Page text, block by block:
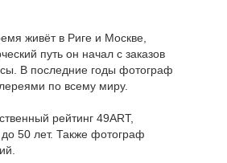
живёт в Риге и Москве,
путь он начал с заказов
В последние годы фотограф
по всему миру.
рейтинг 49ART,
50 лет. Также фотограф